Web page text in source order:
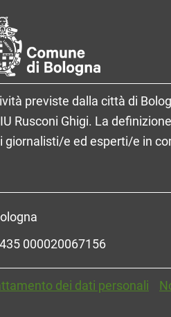
previste dalla città di
Rusconi Ghigi. La
giornalisti/e ed esperti/e in
000020067156
dei dati personali